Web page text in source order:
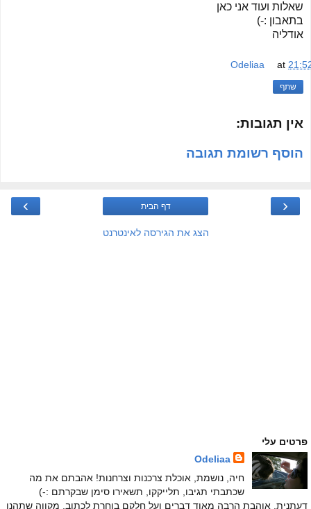
שאלות ועוד אני כאן
בתאבון :-)
אודליה
Odeliaa at
שתף
אין תגובות:
הוסף רשומת תגובה
‹
› דף הבית
הצג את הגירסה לאינטרנט
פרטים עלי
Odeliaa
חיה, נושמת, אוכלת צרכנות וצרחנות! אהבתם את מה
שכתבתי תגיבו, תלייקקו, תשאירו סימן שבקרתם :-)
דעתנית, אוהבת הרבה מאוד דברים ועל חלקם בוחרת לכתוב, מקווה שתהנו